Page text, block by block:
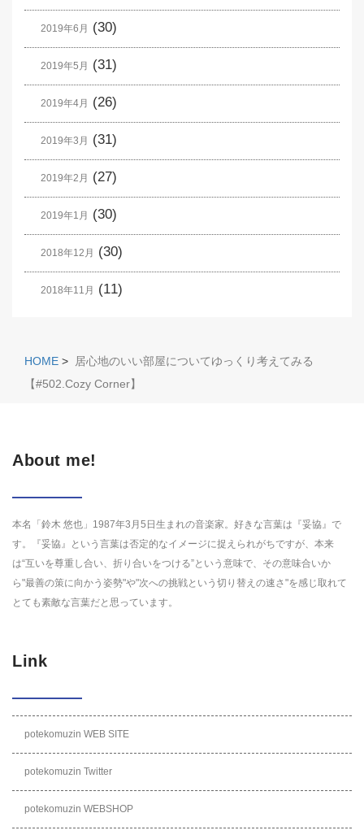
2019年6月 (30)
2019年5月 (31)
2019年4月 (26)
2019年3月 (31)
2019年2月 (27)
2019年1月 (30)
2018年12月 (30)
2018年11月 (11)
HOME >
居心地のいい部屋についてゆっくり考えてみる
【#502.Cozy Corner】
About me!
本名「鈴木 悠也」1987年3月5日生まれの音楽家。好きな言葉は『妥協』で
す。『妥協』という言葉は否定的なイメージに捉えられがちですが、本来
は“互いを尊重し合い、折り合いをつける”という意味で、その意味合いか
ら"最善の策に向かう姿勢"や"次への挑戦という切り替えの速さ"を感じ取れて
とても素敵な言葉だと思っています。
Link
potekomuzin WEB SITE
potekomuzin Twitter
potekomuzin WEBSHOP